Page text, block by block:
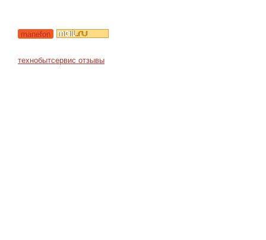
manefon
технобытсервис отзывы